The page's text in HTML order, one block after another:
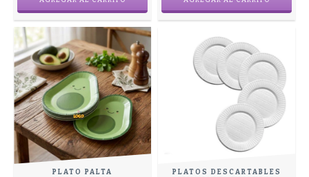
PLATO PALTA
PLATOS DESCARTABLES